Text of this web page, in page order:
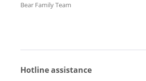
Bear Family Team
Hotline assistance